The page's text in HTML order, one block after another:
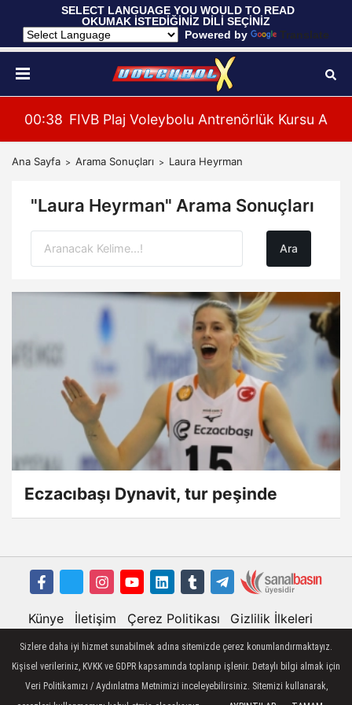
SELECT LANGUAGE YOU WOULD TO READ
OKUMAK İSTEDİĞİNİZ DİLİ SEÇİNİZ
Powered by
Translate
U20 Erkekler Avrupa Şampiyonası İlk Tur Elemeleri
00:38 FIVB Plaj Voleybolu Antrenörlük Kursu
Ana Sayfa Arama Sonuçları Laura Heyrman
"Laura Heyrman" Arama Sonuçları
Eczacıbaşı Dynavit, tur peşinde
Künye İletişim Çerez Politikası Gizlilik İlkeleri
Sizlere daha iyi hizmet sunabilmek adına sitemizde çerez konumlandırmaktayız.
Kişisel verileriniz, KVKK ve GDPR kapsamında toplanıp işlenir. Detaylı bilgi almak için
Veri Politikamızı / Aydınlatma Metnimizi inceleyebilirsiniz. Sitemizi kullanarak,